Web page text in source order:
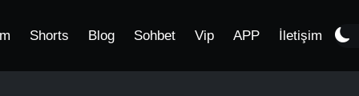
Shorts Blog Sohbet Vip APP İletişim